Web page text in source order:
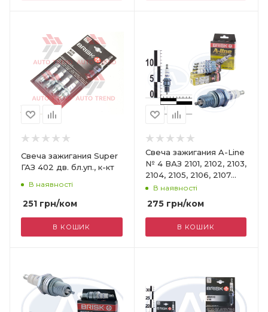
Свеча зажигания Super
ГАЗ 402 дв. бл.уп., к-кт
В наявності
251 грн/ком
В КОШИК
Свеча зажигания A-Line
№ 4 ВАЗ 2101, 2102, 2103,
2104, 2105, 2106, 2107
инд.уп., шт.
В наявності
275грн/ком
В КОШИК